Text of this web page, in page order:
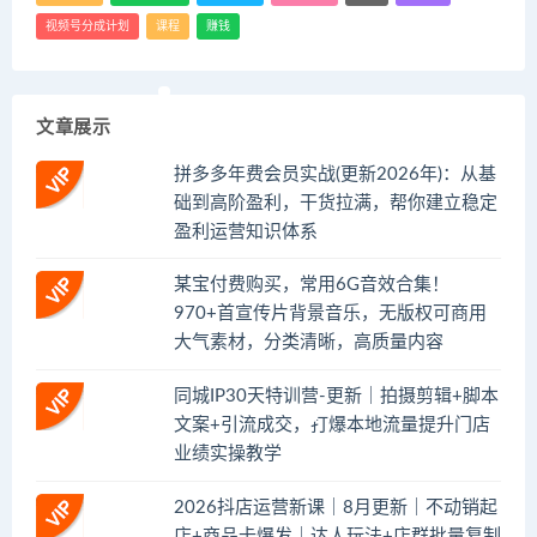
视频号分成计划 课程 赚钱
文章展示
拼多多年费会员实战(更新2026年)：从基
础到高阶盈利，干货拉满，帮你建立稳定
盈利运营知识体系
某宝付费购买，常用6G音效合集！
970+首宣传片背景音乐，无版权可商用
大气素材，分类清晰，高质量内容
同城IP30天特训营-更新｜拍摄剪辑+脚本
文案+引流成交，打爆本地流量提升门店
业绩实操教学
2026抖店运营新课｜8月更新｜不动销起